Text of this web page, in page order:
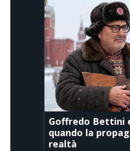
Goffredo Bettini
quando la
realtà